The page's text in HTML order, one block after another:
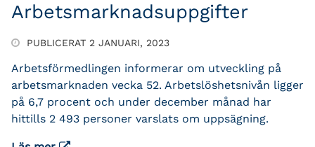
Arbetsmarknadsuppgifter
PUBLICERAT 2 JANUARI, 2023
Arbetsförmedlingen informerar om utveckling på
arbetsmarknaden vecka 52. Arbetslöshetsnivån ligger
på 6,7 procent och under december månad har
hittills 2 493 personer varslats om uppsägning.